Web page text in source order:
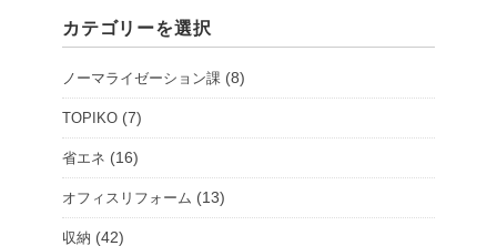
ョ
ル
ー
を
選
択
カテゴリーを選択
ノーマライゼーション課 (8)
TOPIKO (7)
省エネ (16)
オフィスリフォーム (13)
収納 (42)